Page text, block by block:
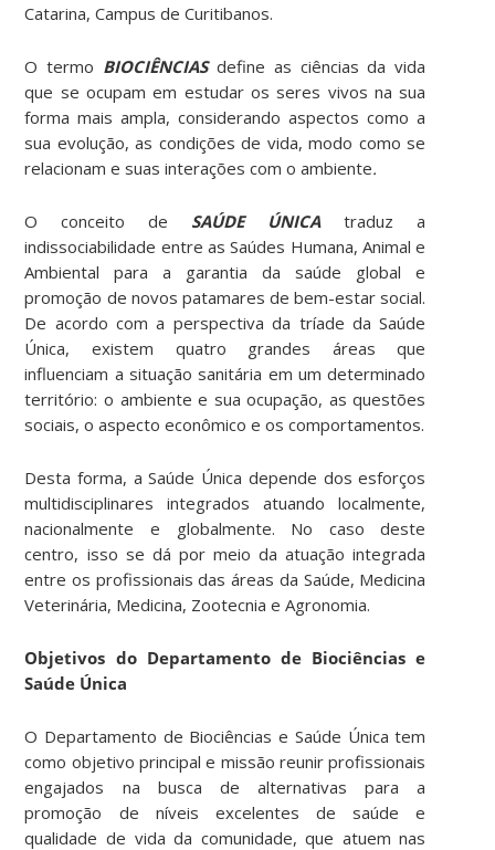
Catarina, Campus de Curitibanos.
O termo BIOCIÊNCIAS define as ciências da vida
que se ocupam em estudar os seres vivos na sua
forma mais ampla, considerando aspectos como a
sua evolução, as condições de vida, modo como se
relacionam e suas interações com o ambiente.
O conceito de SAÚDE ÚNICAtraduz a
indissociabilidade entre as Saúdes Humana, Animal e
Ambiental para a garantia da saúde global e
promoção de novos patamares de bem-estar social.
De acordo com a perspectiva da tríade da Saúde
Única, existem quatro grandes áreas que
influenciam a situação sanitária em um determinado
território: o ambiente e sua ocupação, as questões
sociais, o aspecto econômico e os comportamentos.
Desta forma, a Saúde Única depende dos esforços
multidisciplinares integrados atuando localmente,
nacionalmente e globalmente. No caso deste
centro, isso se dá por meio da atuação integrada
entre os profissionais das áreas da Saúde, Medicina
Veterinária, Medicina, Zootecnia e Agronomia.
Objetivos do Departamento de Biociências e
Saúde Única
O Departamento de Biociências e Saúde Única tem
como objetivo principal e missão reunir profissionais
engajados na busca de alternativas para a
promoção de níveis excelentes de saúde e
qualidade de vida da comunidade, que atuem nas